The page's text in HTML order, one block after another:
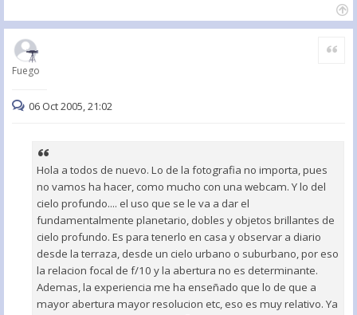
Fuego
Citar
06 Oct 2005, 21:02
Hola a todos de nuevo. Lo de la fotografia no importa, pues
no vamos ha hacer, como mucho con una webcam. Y lo del
cielo profundo.... el uso que se le va a dar el
fundamentalmente planetario, dobles y objetos brillantes de
cielo profundo. Es para tenerlo en casa y observar a diario
desde la terraza, desde un cielo urbano o suburbano, por eso
la relacion focal de f/10 y la abertura no es determinante.
Ademas, la experiencia me ha enseñado que lo de que a
mayor abertura mayor resolucion etc, eso es muy relativo. Ya